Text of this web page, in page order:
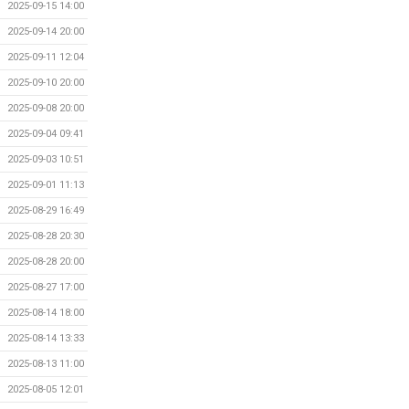
2025-09-15 14:00
2025-09-14 20:00
2025-09-11 12:04
2025-09-10 20:00
2025-09-08 20:00
2025-09-04 09:41
2025-09-03 10:51
2025-09-01 11:13
2025-08-29 16:49
2025-08-28 20:30
2025-08-28 20:00
2025-08-27 17:00
2025-08-14 18:00
2025-08-14 13:33
2025-08-13 11:00
2025-08-05 12:01